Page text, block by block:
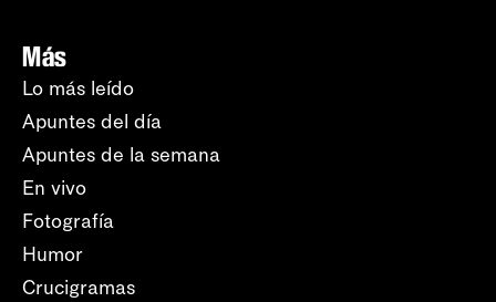
Más
Lo más leído
Apuntes del día
Apuntes de la semana
En vivo
Fotografía
Humor
Crucigramas